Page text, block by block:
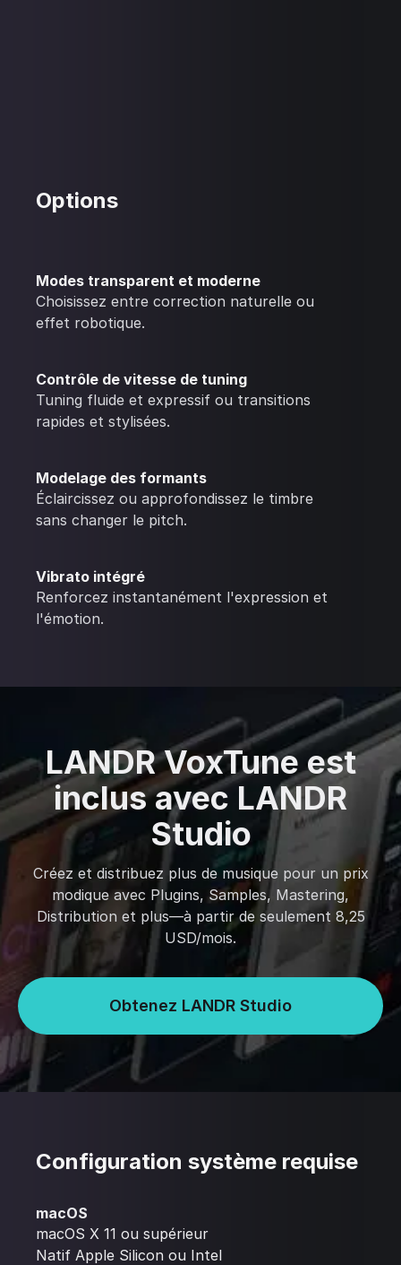
Options
Modes transparent et moderne
Choisissez entre correction naturelle ou
effet robotique.
Contrôle de vitesse de tuning
Tuning fluide et expressif ou transitions
rapides et stylisées.
Modelage des formants
Éclaircissez ou approfondissez le timbre
sans changer le pitch.
Vibrato intégré
Renforcez instantanément l'expression et
l'émotion.
LANDR VoxTune est
inclus avec LANDR
Studio
Créez et distribuez plus de musique pour un prix
modique avec Plugins, Samples, Mastering,
Distribution et plus—à partir de seulement 8,25
USD/mois.
Obtenez LANDR Studio
Configuration système requise
macOS
macOS X 11 ou supérieur
Natif Apple Silicon ou Intel